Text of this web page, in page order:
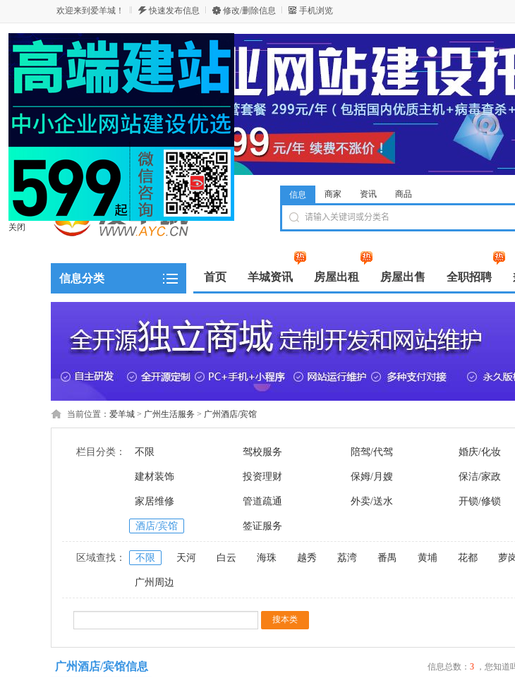
欢迎来到爱羊城！ 快速发布信息 修改/删除信息 手机浏览
信息 商家 资讯 商品
信息分类 首页 羊城资讯 房屋出租 房屋出售 全职招聘
当前位置： 爱羊城 > 广州生活服务 > 广州酒店/宾馆
栏目分类： 不限 驾校服务 陪驾/代驾 婚庆/化妆
建材装饰 投资理财 保姆/月嫂 保洁/家政
家居维修 管道疏通 外卖/送水 开锁/修锁
酒店/宾馆 签证服务
区域查找： 不限 天河 白云 海珠 越秀 荔湾 番禺 黄埔 花都 萝
广州周边
广州酒店/宾馆信息 信息总数： 3，您知道
关闭